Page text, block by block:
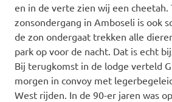
en in de verte zien wij een cheetah.
zonsondergang in Amboseli is ook
de zon ondergaat trekken alle
park op voor de nacht. Dat is echt
Bij terugkomst in de lodge verteld
morgen in convoy met
West rijden. In de 90-er jaren was